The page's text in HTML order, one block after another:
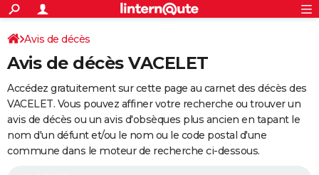
ACTUALITÉS
Politique
Société
Faits Divers
Education
Monde
Villes
+
SPORT
Coupe du monde 2026
Football
Tennis
Cyclisme
Rugby
Forum
Programme TV
TNT
Streaming
Cinéma
Sorties cinéma
Musique
+
FINANCE
Retraite
Epargne
Immobilier
Risques naturels par ville
Banque
Assurance
AUTO
Essais
Réserver un essai
Citadines
Berlines
SUV
Forum auto
+
Avis de décès
Avis de décès VACELET
Accédez gratuitement sur cette page au carnet des décès des
VACELET. Vous pouvez affiner votre recherche ou trouver un
avis de décès ou un avis d'obsèques plus ancien en tapant le
nom d'un défunt et/ou le nom ou le code postal d'une
commune dans le moteur de recherche ci-dessous.